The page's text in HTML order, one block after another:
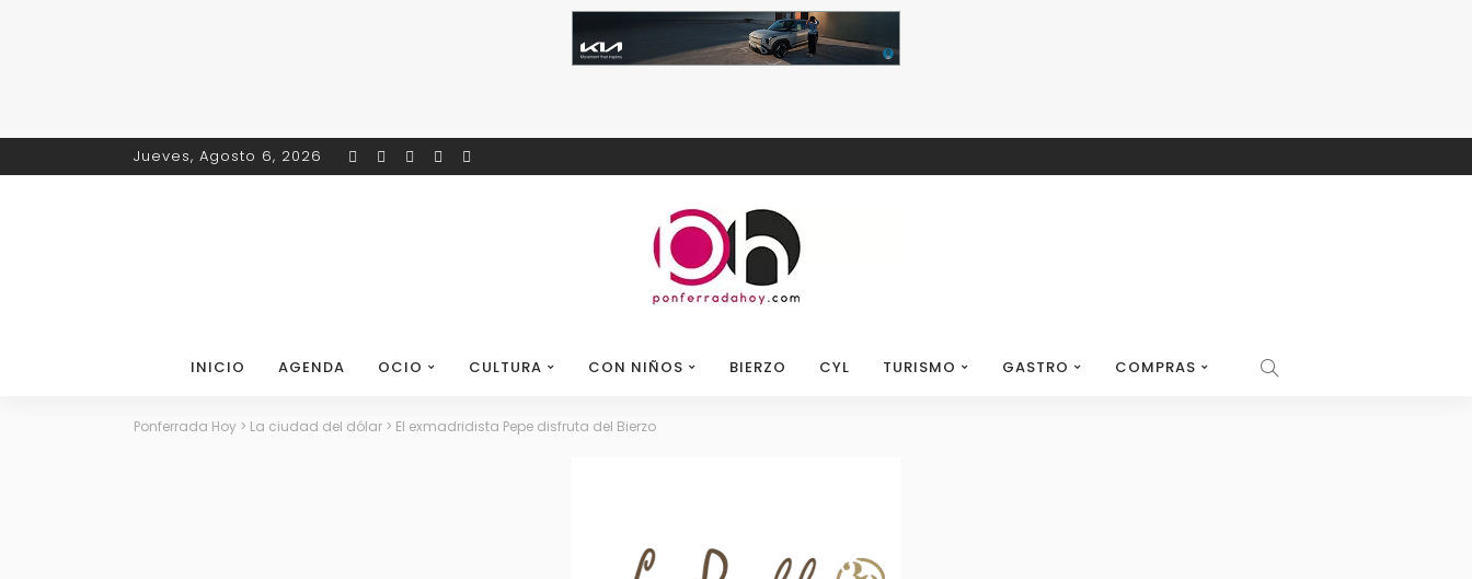
Jueves, Agosto 6, 2026
INICIO AGENDA OCIO CULTURA CON NIÑOS BIERZO CYL TURISMO GASTRO COMPRAS
Ponferrada Hoy > La ciudad del dólar > El exmadridista Pepe disfruta del Bierzo